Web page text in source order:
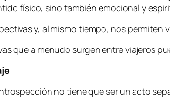
físico, sino también emocional y
y, al mismo tiempo, nos
que a menudo surgen entre viajeros
no tiene que ser un acto